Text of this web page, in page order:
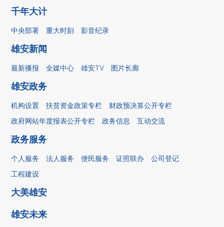
千年大计
中央部署 重大时刻 影音纪录
雄安新闻
最新播报 全媒中心 雄安TV 图片长廊
雄安政务
机构设置 扶贫资金政策专栏
财政预决算公开专栏
政府网站年度报表公开专栏
政务信息 互动交流
政务服务
个人服务 法人服务 便民服务 证照联办
公司登记
工程建设
大美雄安
雄安未来